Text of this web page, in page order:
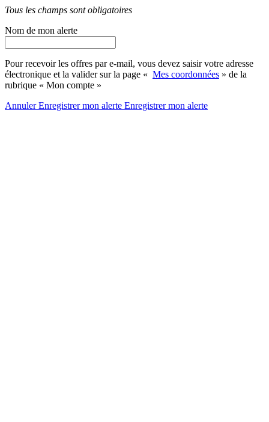
Tous les champs sont obligatoires
Nom de mon alerte
Pour recevoir les offres par e-mail, vous devez saisir votre adresse
électronique et la valider sur la page « Mes coordonnées » de la
rubrique « Mon compte »
AnnulerEnregistrer mon alerte Enregistrermon alerte